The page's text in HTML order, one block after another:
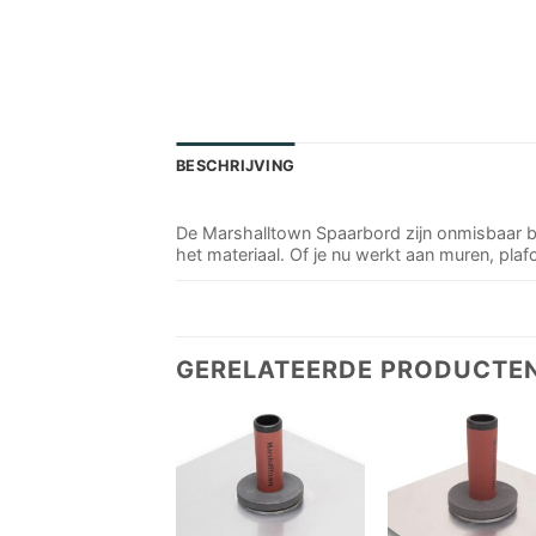
BESCHRIJVING
De Marshalltown Spaarbord zijn
het materiaal. Of je nu werkt aan muren,
GERELATEERDE